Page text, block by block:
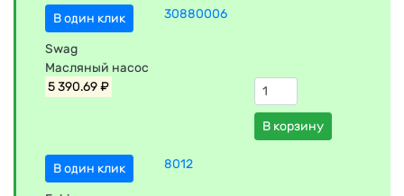
В один клик 30880006
Swag
Масляный насос
5 390.69 ₽
В корзину
В один клик 8012